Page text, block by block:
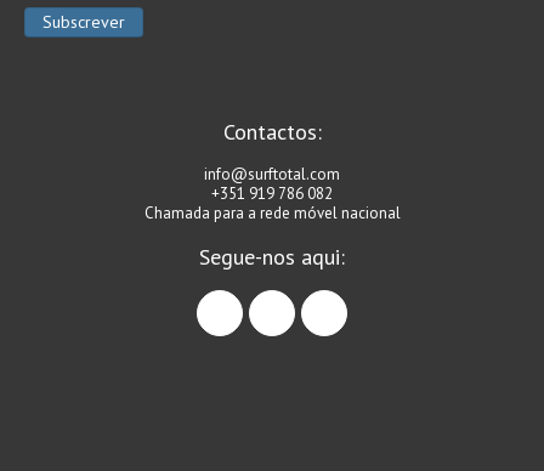
Contactos:
info@surftotal.com
+351 919 786 082
Chamada para a rede móvel nacional
Segue-nos aqui:
facebookinstagramlinkedin